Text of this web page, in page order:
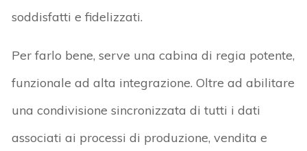
soddisfatti e fidelizzati.
Per farlo bene, serve una cabina di regia potente,
funzionale ad alta integrazione. Oltre ad abilitare
una condivisione sincronizzata di tutti i dati
associati ai processi di produzione, vendita e